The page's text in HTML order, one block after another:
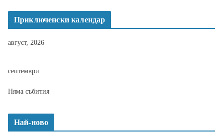
Приключенски календар
август, 2026
септември
Няма събития
Най-ново